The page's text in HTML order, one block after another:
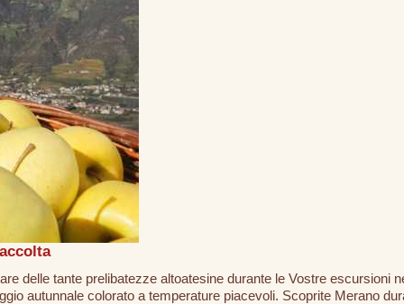
delle tante prelibatezze altoatesine durante le Vostre escursioni
autunnale colorato a temperature piacevoli. Scoprite Merano